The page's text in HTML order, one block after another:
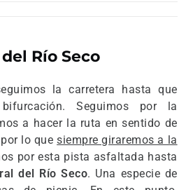
Río Seco
la carretera hasta que
Seguimos por la
a hacer la ruta en sentido de
lo quesiempre giraremos a la
por esta pista asfaltada hasta
del Río Seco. Una especie de